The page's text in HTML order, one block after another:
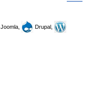
Joomla,
Drupal,